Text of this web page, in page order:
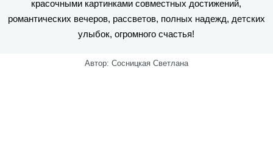
красочными картинками совместных достижений,
романтических вечеров, рассветов, полных надежд, детских
улыбок, огромного счастья!
Автор: Сосницкая Светлана